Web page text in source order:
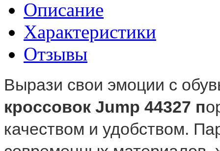
Описание
Характеристики
Отзывы
Вырази свои эмоции с
кроссовок Jump 44327 п
качеством и удобством.